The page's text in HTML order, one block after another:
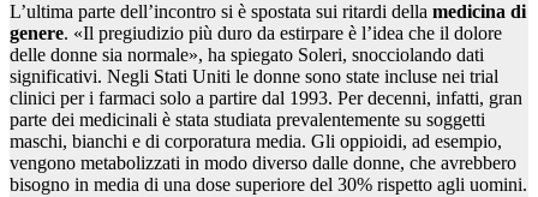
L’ultima parte dell’incontro si è spostata sui ritardi della medicina di
genere. «Il pregiudizio più duro da estirpare è l’idea che il dolore
delle donne sia normale», ha spiegato Soleri, snocciolando dati
significativi. Negli Stati Uniti le donne sono state incluse nei trial
clinici per i farmaci solo a partire dal 1993. Per decenni, infatti, gran
parte dei medicinali è stata studiata prevalentemente su soggetti
maschi, bianchi e di corporatura media. Gli oppioidi, ad esempio,
vengono metabolizzati in modo diverso dalle donne, che avrebbero
bisogno in media di una dose superiore del 30% rispetto agli uomini.